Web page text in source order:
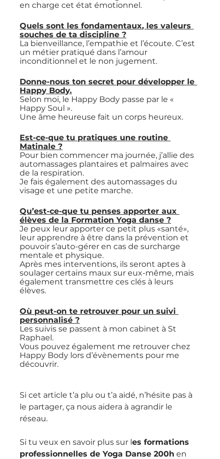
en charge cet état émotionnel.
Quels sont les fondamentaux, les valeurs
souches de ta discipline ?
La bienveillance, l’empathie et l’écoute. C’est
un métier pratiqué dans l’amour
inconditionnel et le non jugement.
Donne-nous ton secret pour développer le
Happy Body.
Selon moi, le Happy Body passe par le «
Happy Soul ».
Une âme heureuse fait un corps heureux.
Est-ce-que tu pratiques une routine
Matinale ?
Pour bien commencer ma journée, j’allie des
automassages plantaires et palmaires avec
de la respiration.
Je fais également des automassages du
visage et une petite marche.
Qu’est-ce-que tu penses apporter aux
élèves de la Formation Yoga danse ?
Je peux leur apporter ce petit plus «santé»,
leur apprendre à être dans la prévention et
pouvoir s’auto-gérer en cas de surcharge
mentale et physique.
Après mes interventions, ils seront aptes à
soulager certains maux sur eux-même, mais
également transmettre ces clés à leurs
élèves.
Où peut-on te retrouver pour un suivi
personnalisé ?
Les suivis se passent à mon cabinet à St
Raphael.
Vous pouvez également me retrouver chez
Happy Body lors d’évènements pour me
découvrir.
Si cet article t’a plu ou t’a aidé, n’hésite pas à
le partager, ça nous aidera à agrandir le
réseau.
Si tu veux en savoir plus sur les formations
professionnelles de Yoga Danse 200h en